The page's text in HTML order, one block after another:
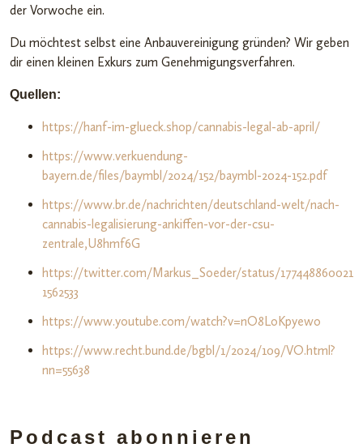
der Vorwoche ein.
Du möchtest selbst eine Anbauvereinigung gründen? Wir geben
dir einen kleinen Exkurs zum Genehmigungsverfahren.
Quellen:
https://hanf-im-glueck.shop/cannabis-legal-ab-april/
https://www.verkuendung-
bayern.de/files/baymbl/2024/152/baymbl-2024-152.pdf
https://www.br.de/nachrichten/deutschland-welt/nach-
cannabis-legalisierung-ankiffen-vor-der-csu-
zentrale,U8hmf6G
https://twitter.com/Markus_Soeder/status/177448860021
1562533
https://www.youtube.com/watch?v=nO8LoKpyewo
https://www.recht.bund.de/bgbl/1/2024/109/VO.html?
nn=55638
Podcast abonnieren